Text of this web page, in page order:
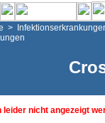
>
leider nicht angezeigt